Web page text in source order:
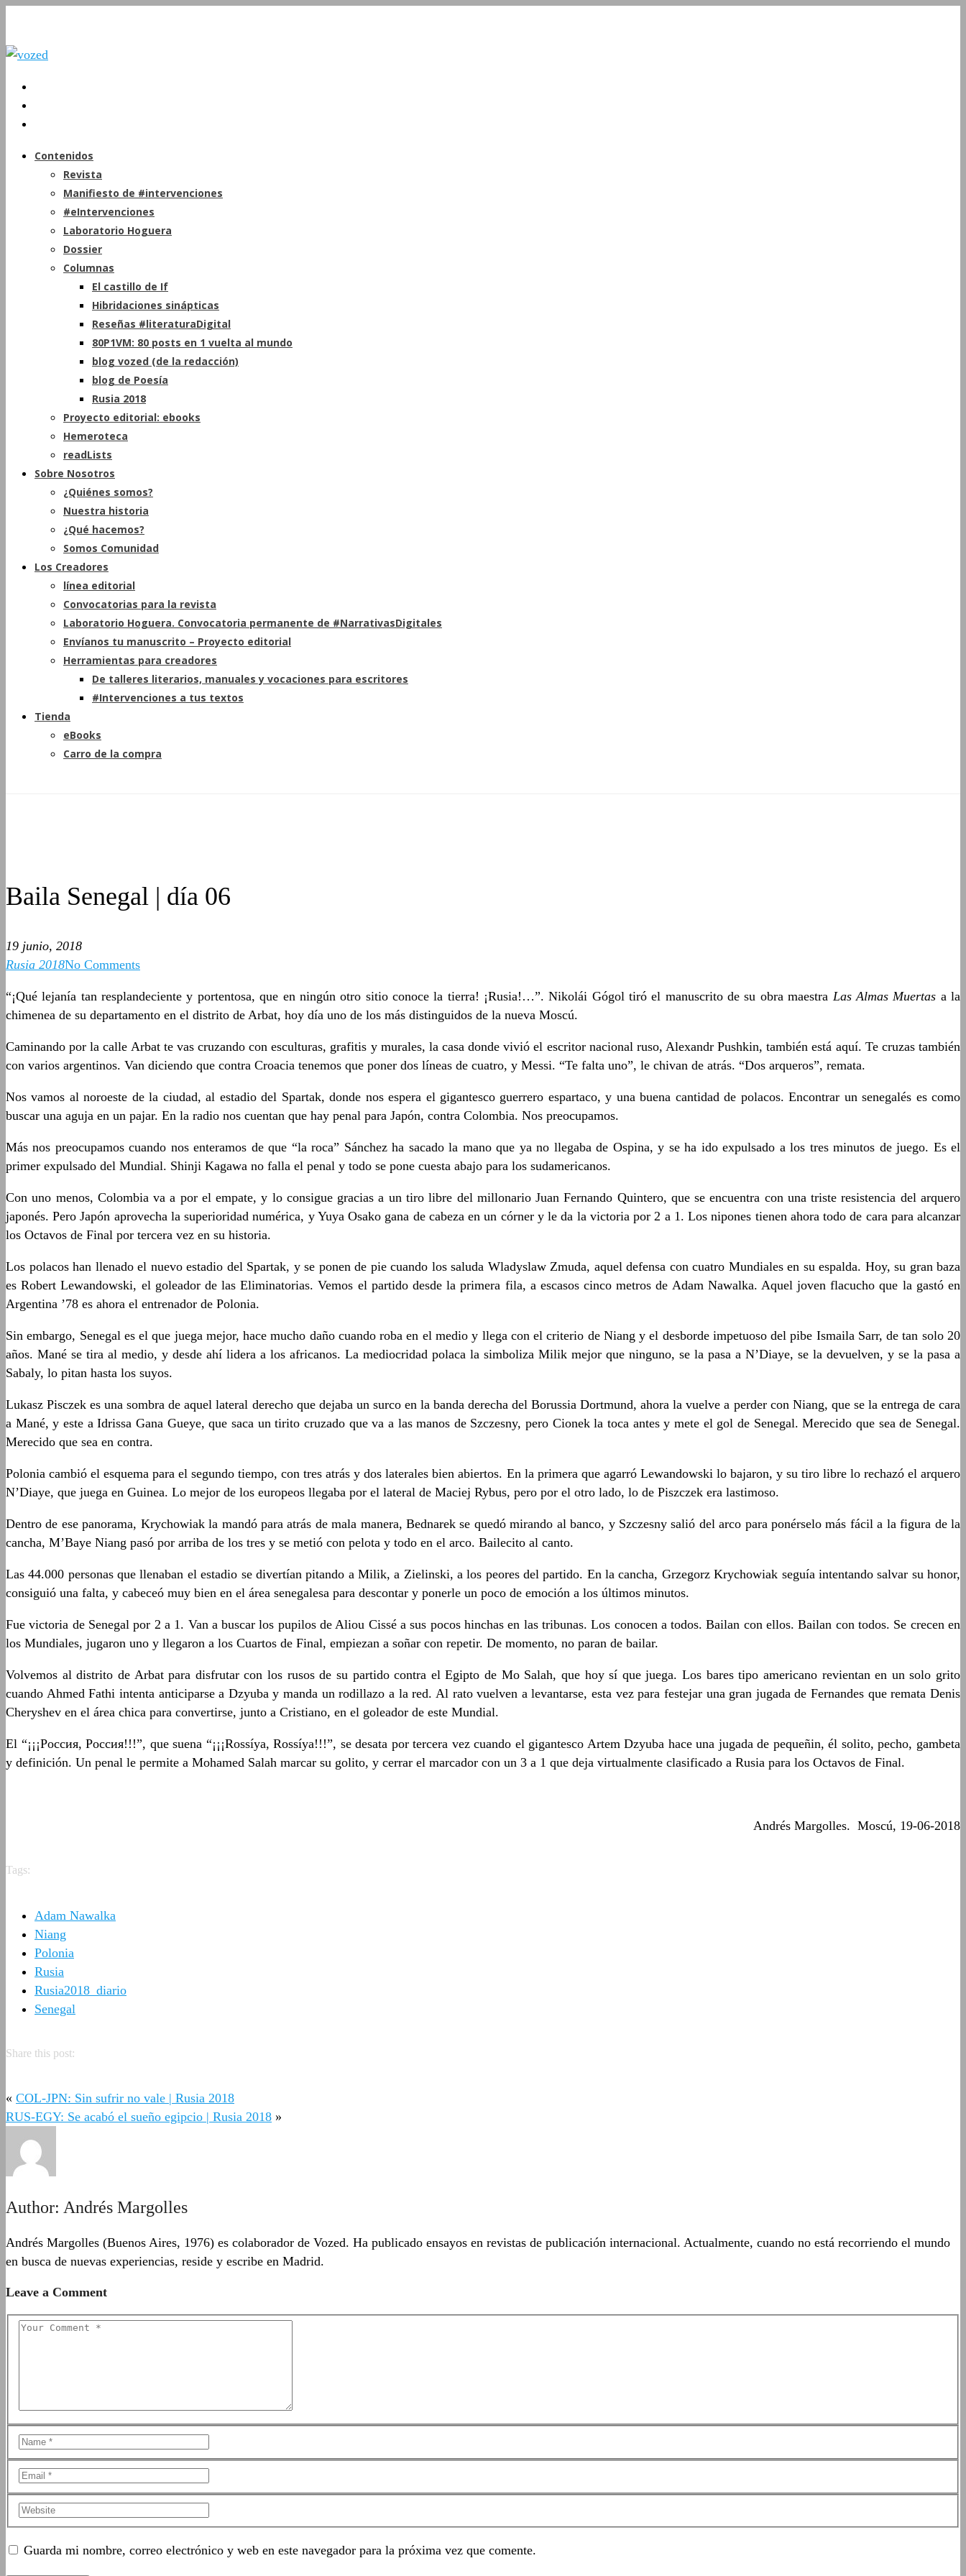
Contenidos
Revista
Manifiesto de #intervenciones
#eIntervenciones
Laboratorio Hoguera
Dossier
Columnas
El castillo de If
Hibridaciones sinápticas
Reseñas #literaturaDigital
80P1VM: 80 posts en 1 vuelta al mundo
blog vozed (de la redacción)
blog de Poesía
Rusia 2018
Proyecto editorial: ebooks
Hemeroteca
readLists
Sobre Nosotros
¿Quiénes somos?
Nuestra historia
¿Qué hacemos?
Somos Comunidad
Los Creadores
línea editorial
Convocatorias para la revista
Laboratorio Hoguera. Convocatoria permanente de #NarrativasDigitales
Envíanos tu manuscrito – Proyecto editorial
Herramientas para creadores
De talleres literarios, manuales y vocaciones para escritores
#Intervenciones a tus textos
Tienda
eBooks
Carro de la compra
Baila Senegal | día 06
19 junio, 2018
Rusia 2018No Comments
“¡Qué lejanía tan resplandeciente y portentosa, que en ningún otro sitio conoce la tierra! ¡Rusia!…”. Nikolái Gógol tiró el manuscrito de su obra maestra Las Almas Muertas a la
chimenea de su departamento en el distrito de Arbat, hoy día uno de los más distinguidos de la nueva Moscú.
Caminando por la calle Arbat te vas cruzando con esculturas, grafitis y murales, la casa donde vivió el escritor nacional ruso, Alexandr Pushkin, también está aquí. Te cruzas también
con varios argentinos. Van diciendo que contra Croacia tenemos que poner dos líneas de cuatro, y Messi. “Te falta uno”, le chivan de atrás. “Dos arqueros”, remata.
Nos vamos al noroeste de la ciudad, al estadio del Spartak, donde nos espera el gigantesco guerrero espartaco, y una buena cantidad de polacos. Encontrar un senegalés es como
buscar una aguja en un pajar. En la radio nos cuentan que hay penal para Japón, contra Colombia. Nos preocupamos.
Más nos preocupamos cuando nos enteramos de que “la roca” Sánchez ha sacado la mano que ya no llegaba de Ospina, y se ha ido expulsado a los tres minutos de juego. Es el
primer expulsado del Mundial. Shinji Kagawa no falla el penal y todo se pone cuesta abajo para los sudamericanos.
Con uno menos, Colombia va a por el empate, y lo consigue gracias a un tiro libre del millonario Juan Fernando Quintero, que se encuentra con una triste resistencia del arquero
japonés. Pero Japón aprovecha la superioridad numérica, y Yuya Osako gana de cabeza en un córner y le da la victoria por 2 a 1. Los nipones tienen ahora todo de cara para alcanzar
los Octavos de Final por tercera vez en su historia.
Los polacos han llenado el nuevo estadio del Spartak, y se ponen de pie cuando los saluda Wladyslaw Zmuda, aquel defensa con cuatro Mundiales en su espalda. Hoy, su gran baza
es Robert Lewandowski, el goleador de las Eliminatorias. Vemos el partido desde la primera fila, a escasos cinco metros de Adam Nawalka. Aquel joven flacucho que la gastó en
Argentina ’78 es ahora el entrenador de Polonia.
Sin embargo, Senegal es el que juega mejor, hace mucho daño cuando roba en el medio y llega con el criterio de Niang y el desborde impetuoso del pibe Ismaila Sarr, de tan solo 20
años. Mané se tira al medio, y desde ahí lidera a los africanos. La mediocridad polaca la simboliza Milik mejor que ninguno, se la pasa a N’Diaye, se la devuelven, y se la pasa a
Sabaly, lo pitan hasta los suyos.
Lukasz Pisczek es una sombra de aquel lateral derecho que dejaba un surco en la banda derecha del Borussia Dortmund, ahora la vuelve a perder con Niang, que se la entrega de cara
a Mané, y este a Idrissa Gana Gueye, que saca un tirito cruzado que va a las manos de Szczesny, pero Cionek la toca antes y mete el gol de Senegal. Merecido que sea de Senegal.
Merecido que sea en contra.
Polonia cambió el esquema para el segundo tiempo, con tres atrás y dos laterales bien abiertos. En la primera que agarró Lewandowski lo bajaron, y su tiro libre lo rechazó el arquero
N’Diaye, que juega en Guinea. Lo mejor de los europeos llegaba por el lateral de Maciej Rybus, pero por el otro lado, lo de Piszczek era lastimoso.
Dentro de ese panorama, Krychowiak la mandó para atrás de mala manera, Bednarek se quedó mirando al banco, y Szczesny salió del arco para ponérselo más fácil a la figura de la
cancha, M’Baye Niang pasó por arriba de los tres y se metió con pelota y todo en el arco. Bailecito al canto.
Las 44.000 personas que llenaban el estadio se divertían pitando a Milik, a Zielinski, a los peores del partido. En la cancha, Grzegorz Krychowiak seguía intentando salvar su honor,
consiguió una falta, y cabeceó muy bien en el área senegalesa para descontar y ponerle un poco de emoción a los últimos minutos.
Fue victoria de Senegal por 2 a 1. Van a buscar los pupilos de Aliou Cissé a sus pocos hinchas en las tribunas. Los conocen a todos. Bailan con ellos. Bailan con todos. Se crecen en
los Mundiales, jugaron uno y llegaron a los Cuartos de Final, empiezan a soñar con repetir. De momento, no paran de bailar.
Volvemos al distrito de Arbat para disfrutar con los rusos de su partido contra el Egipto de Mo Salah, que hoy sí que juega. Los bares tipo americano revientan en un solo grito
cuando Ahmed Fathi intenta anticiparse a Dzyuba y manda un rodillazo a la red. Al rato vuelven a levantarse, esta vez para festejar una gran jugada de Fernandes que remata Denis
Cheryshev en el área chica para convertirse, junto a Cristiano, en el goleador de este Mundial.
El “¡¡¡Россия, Россия!!!”, que suena “¡¡¡Rossíya, Rossíya!!!”, se desata por tercera vez cuando el gigantesco Artem Dzyuba hace una jugada de pequeñin, él solito, pecho, gambeta
y definición. Un penal le permite a Mohamed Salah marcar su golito, y cerrar el marcador con un 3 a 1 que deja virtualmente clasificado a Rusia para los Octavos de Final.
Andrés Margolles. Moscú, 19-06-2018
Tags:
Adam Nawalka
Niang
Polonia
Rusia
Rusia2018_diario
Senegal
Share this post:
« COL-JPN: Sin sufrir no vale | Rusia 2018
RUS-EGY: Se acabó el sueño egipcio | Rusia 2018 »
Author: Andrés Margolles
Andrés Margolles (Buenos Aires, 1976) es colaborador de Vozed. Ha publicado ensayos en revistas de publicación internacional. Actualmente, cuando no está recorriendo el mundo
en busca de nuevas experiencias, reside y escribe en Madrid.
Leave a Comment
Guarda mi nombre, correo electrónico y web en este navegador para la próxima vez que comente.